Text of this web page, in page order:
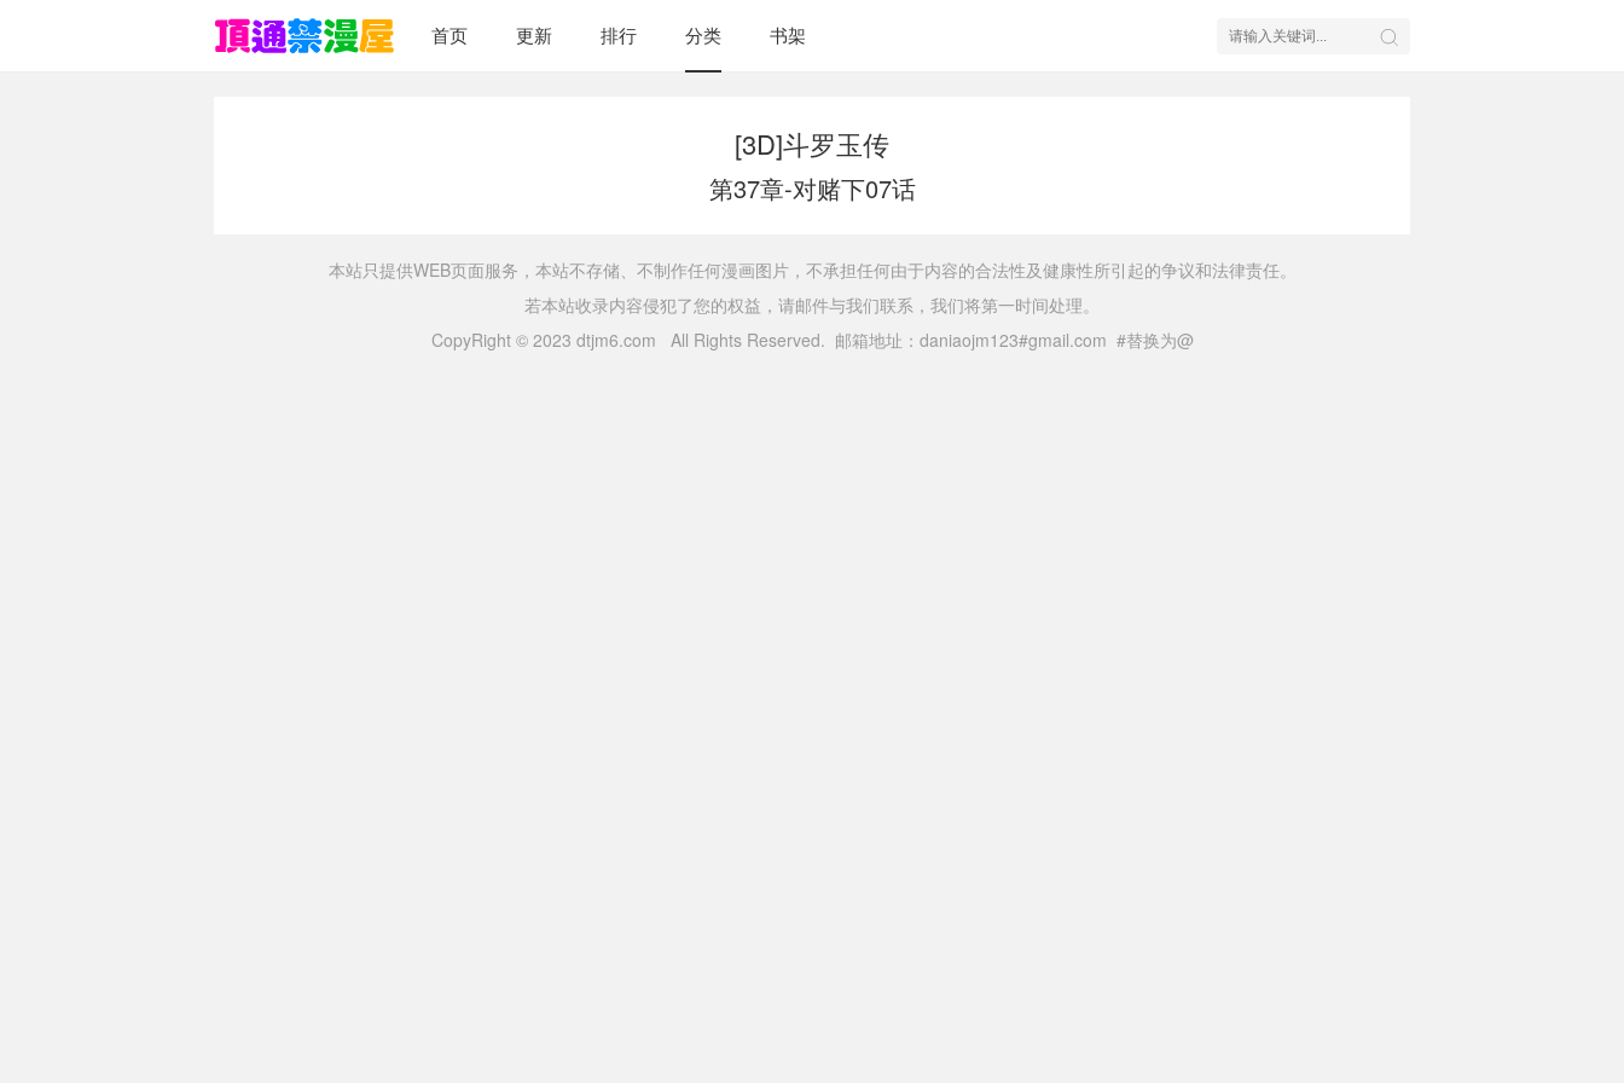
首页 更新 排行 分类 书架
[3D]斗罗玉传
第37章-对赌下07话
本站只提供WEB页面服务，本站不存储、不制作任何漫画图片，不承担任何由于内容的合法性及健康性所引起的争议和法律责任。
若本站收录内容侵犯了您的权益，请邮件与我们联系，我们将第一时间处理。
CopyRight © 2023 dtjm6.com All Rights Reserved. 邮箱地址：daniaojm123#gmail.com #替换为@